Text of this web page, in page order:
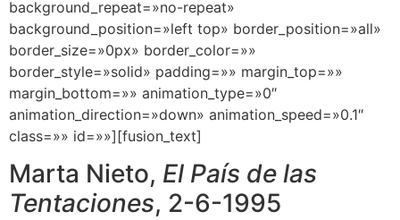
background_repeat=»no-repeat»
background_position=»left top» border_position=»all»
border_size=»0px» border_color=»»
border_style=»solid» padding=»» margin_top=»»
margin_bottom=»» animation_type=»0″
animation_direction=»down» animation_speed=»0.1″
class=»» id=»»][fusion_text]
Marta Nieto, El País de las
Tentaciones, 2-6-1995